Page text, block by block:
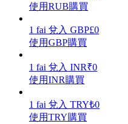
理財
使用RUB購買
1 fai 兌入 GBP£0
使用GBP購買
1 fai 兌入 INR₹0
使用INR購買
1 fai 兌入 TRY₺0
使用TRY購買